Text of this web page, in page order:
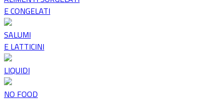
E CONGELATI
SALUMI
E LATTICINI
LIQUIDI
NO FOOD